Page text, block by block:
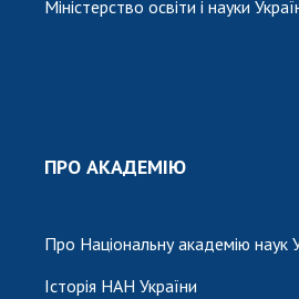
Міністерство освіти і науки
ПРО АКАДЕМІЮ
Про Національну академію наук
Історія НАН України